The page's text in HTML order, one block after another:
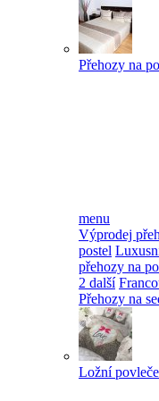
Přehozy na
menu
Výprodej
postel
přehozy na
2 další
Přehozy na
Ložní